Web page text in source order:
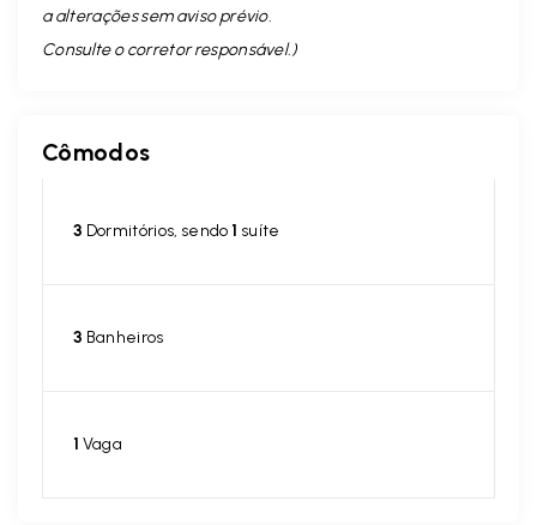
a alterações sem aviso prévio.
Consulte o corretor responsável. )
Cômodos
3 Dormitórios, sendo1 suíte
3 Banheiros
1 Vaga